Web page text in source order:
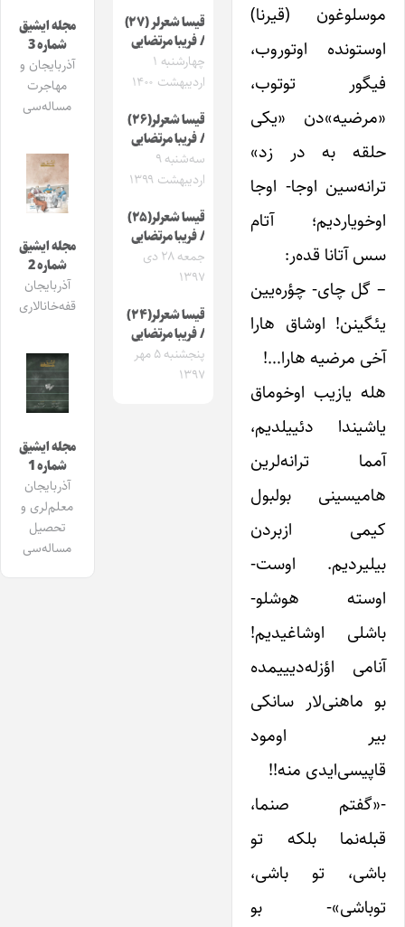
موسلوغون (قیرنا)
اوستونده اوتوروب،
فیگور توتوب،
«مرضیه»دن «یکی
حلقه به در زد»
ترانه‌سین اوجا- اوجا
اوخویاردیم؛ آتام
سس آتانا قده‌ر:
– گل چای- چؤره‌یین
یئگینن! اوشاق هارا
آخی مرضیه هارا…!
هله یازیب اوخوماق
یاشیندا دئییلدیم،
آمما ترانه‌لرین
هامیسینی بولبول
کیمی ازبردن
بیلیردیم. اوست-
اوسته هوشلو-
باشلی اوشاغیدیم!
آنامی اؤزله‌دیییمده
بو ماهنی‌لار سانکی
بیر اومود
قاپیسی‌ایدی منه!!
-«گفتم صنما،
قبله‌نما بلکه تو
باشی، تو باشی،
توباشی»- بو
قیسا شعرلر (۲۷)
/ فریبا مرتضایی
چهارشنبه ۱
اردیبهشت ۱۴۰۰
قیسا شعرلر(۲۶)
/ فریبا مرتضایی
سه‌شنبه ۹
اردیبهشت ۱۳۹۹
قیسا شعرلر(۲۵)
/ فریبا مرتضایی
جمعه ۲۸ دی
۱۳۹۷
قیسا شعرلر(۲۴)
/ فریبا مرتضایی
پنجشنبه ۵ مهر
۱۳۹۷
مجله ایشیق
شماره 3
آذربایجان و
مهاجرت
مساله‌سی
مجله ایشیق
شماره 2
آذربایجان
قفه‌خانالاری
مجله ایشیق
شماره 1
آذربایجان
معلم‌لری و
تحصیل
مساله‌سی